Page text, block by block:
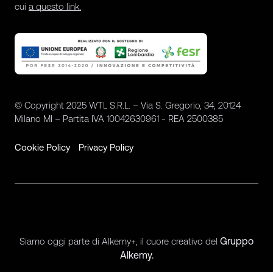
cui a questo link.
© Copyright 2025 WTL S.R.L. – Via S. Gregorio, 34, 20124
Milano MI – Partita IVA 10042630961 - REA 2500385
Cookie Policy Privacy Policy
Siamo oggi parte di Alkemy+, il cuore creativo del Gruppo
Alkemy.